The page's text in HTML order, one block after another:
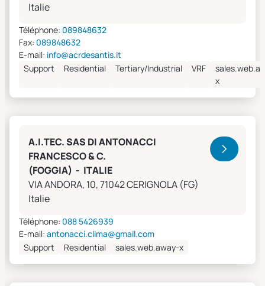
Italie
Téléphone: 089848632
Fax: 089848632
E-mail: info@acrdesantis.it
Support
Residential Tertiary/Industrial VRF
x
A.I.TEC. SAS DI ANTONACCI
FRANCESCO & C.
(FOGGIA) - ITALIE
VIA ANDORA, 10, 71042 CERIGNOLA (FG)
Italie
Téléphone: 088 5426939
E-mail: antonacci.clima@gmail.com
Support
Residential sales.web.away-x